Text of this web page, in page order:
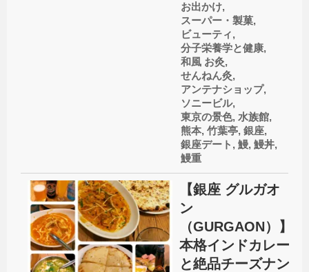
お出かけ,
スーパー・製菓,
ビューティ,
分子栄養学と健康,
和風 お灸,
せんねん灸,
アンテナショップ,
ソニービル,
東京の景色, 水族館,
熊本, 竹葉亭, 銀座,
銀座デート , 鰻, 鰻丼,
鰻重
【銀座 グルガオ
ン
（GURGAON）】
本格インドカレー
と絶品チーズナン